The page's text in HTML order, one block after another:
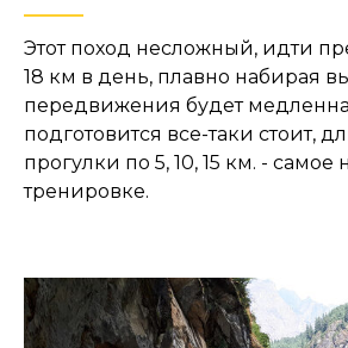
Этот поход несложный, идти
18 км в день, плавно набирая
передвижения будет
подготовится все-таки стоит,
прогулки по 5, 10, 15 км. -
тренировке.